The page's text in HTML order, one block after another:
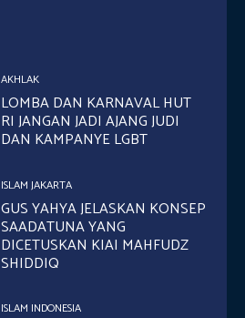
AKHLAK
LOMBA DAN KARNAVAL HUT
RI JANGAN JADI AJANG JUDI
DAN KAMPANYE LGBT
ISLAM JAKARTA
GUS YAHYA JELASKAN KONSEP
SAADATUNA YANG
DICETUSKAN KIAI MAHFUDZ
SHIDDIQ
ISLAM INDONESIA